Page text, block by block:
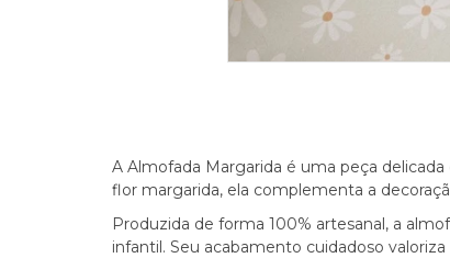
A Almofada Margarida é uma peça
flor margarida, ela complementa a
Produzida de forma 100% artesanal, a
infantil. Seu acabamento cuidadoso